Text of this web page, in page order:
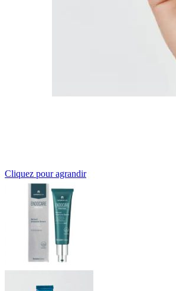
Cliquez pour agrandir